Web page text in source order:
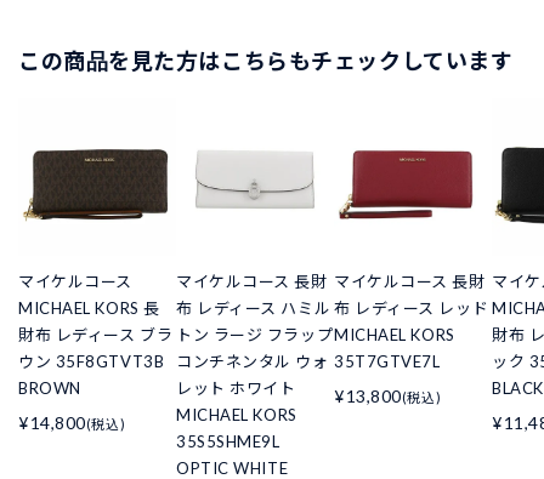
この商品を見た方はこちらもチェックしています
マイケルコース
MICHAEL KORS 長
財布 レディース ブラ
ウン 35F8GTVT3B
BROWN
¥14,800(税込)
マイケルコース 長財
布 レディース ハミル
トン ラージ フラップ
コンチネンタル ウォ
レット ホワイト
MICHAEL KORS
35S5SHME9L
OPTIC WHITE
マイケルコース 長財
布 レディース レッド
MICHAEL KORS
35T7GTVE7L
¥13,800(税込)
マイ
財布
ック
BLACK